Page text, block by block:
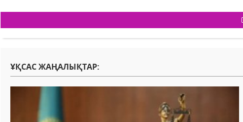
ҰҚСАС ЖАҢАЛЫҚТАР: